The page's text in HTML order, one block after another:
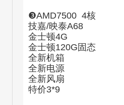
❸AMD7500 4核
技嘉/映泰A68
金士顿4G
金士顿120G固态
全新机箱
全新电源
全新风扇
特价3*9